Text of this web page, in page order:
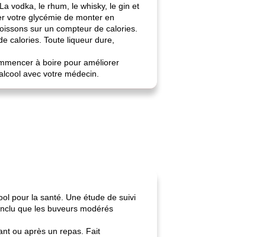
vodka, le rhum, le whisky, le gin et
votre glycémie de monter en
sur un compteur de calories.
calories. Toute liqueur dure,
à boire pour améliorer
avec votre médecin.
pour la santé. Une étude de suivi
que les buveurs modérés
ou après un repas. Fait